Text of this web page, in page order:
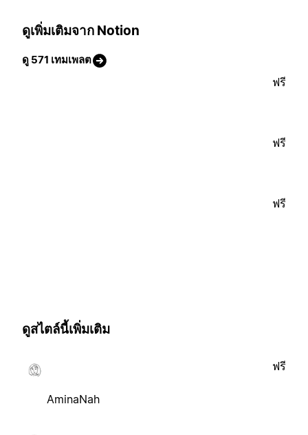
ดูเพิ่มเติมจาก Notion
ดู 571 เทมเพลต
ฟรี
ฟรี
ฟรี
ดูสไตล์นี้เพิ่มเติม
AminaNah
ฟรี